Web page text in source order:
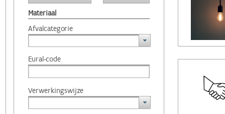
Materiaal
Afvalcategorie
Eural-code
Verwerkingswijze